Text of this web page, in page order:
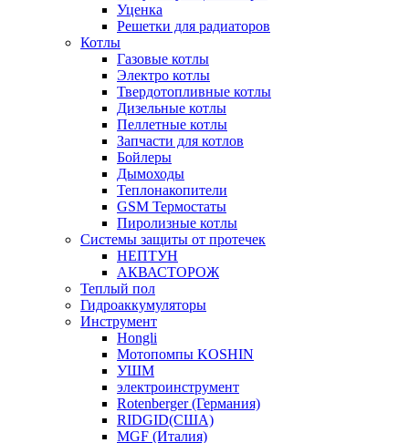
Уценка
Решетки для радиаторов
Котлы
Газовые котлы
Электро котлы
Твердотопливные котлы
Дизельные котлы
Пеллетные котлы
Запчасти для котлов
Бойлеры
Дымоходы
Теплонакопители
GSM Термостаты
Пиролизные котлы
Системы защиты от протечек
НЕПТУН
АКВАСТОРОЖ
Теплый пол
Гидроаккумуляторы
Инструмент
Hongli
Мотопомпы KOSHIN
УШМ
электроинструмент
Rotenberger (Германия)
RIDGID(США)
MGF (Италия)